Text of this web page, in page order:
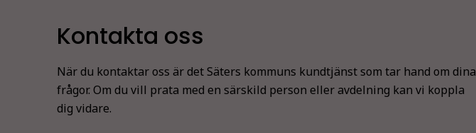
Kontakta oss
När du kontaktar oss är det Säters kommuns kundtjänst som tar hand om dina
frågor. Om du vill prata med en särskild person eller avdelning kan vi koppla
dig vidare.